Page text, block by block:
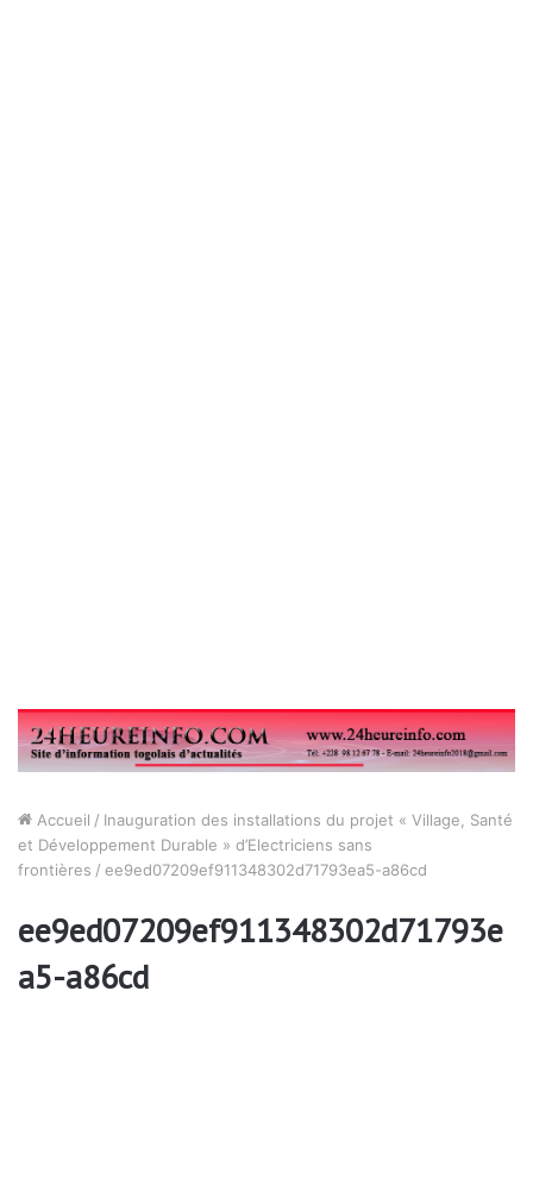
Accueil / Inauguration des installations du projet « Village, Santé
et Développement Durable » d’Electriciens sans
frontières / ee9ed07209ef911348302d71793ea5-a86cd
ee9ed07209ef911348302d71793e
a5-a86cd